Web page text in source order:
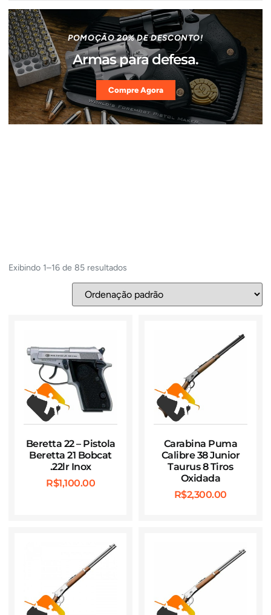
POMOÇÃO 20% DE DESCONTO!
Armas para defesa.
Compre Agora
Exibindo 1–16 de 85 resultados
Beretta 22 – Pistola
Beretta 21 Bobcat
.22lr Inox
R$1,100.00
Carabina Puma
Calibre 38 Junior
Taurus 8 Tiros
Oxidada
R$2,300.00